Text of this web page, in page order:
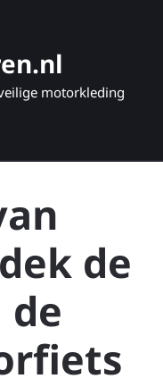
motorkleding
de
de